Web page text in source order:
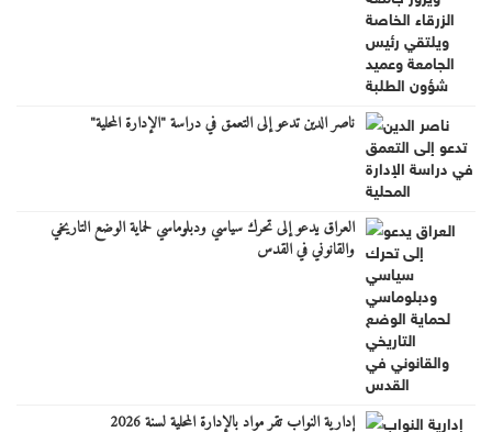
ناصر الدين تدعو إلى التعمق في دراسة "الإدارة المحلية"
العراق يدعو إلى تحرك سياسي ودبلوماسي لحماية الوضع التاريخي
والقانوني في القدس
إدارية النواب تقر مواد بالإدارة المحلية لسنة 2026